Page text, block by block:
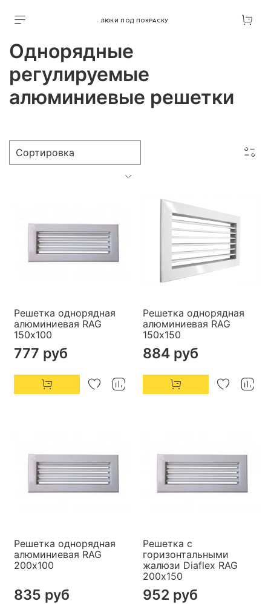
ЛЮКИ ПОД ПОКРАСКУ
Однорядные
регулируемые
алюминиевые решетки
Решетка однорядная
алюминиевая RAG
150х100
777 руб
Решетка однорядная
алюминиевая RAG
150х150
884 руб
Решетка однорядная
алюминиевая RAG
200х100
835 руб
Решетка с
горизонтальными
жалюзи Diaflex RAG
200х150
952 руб